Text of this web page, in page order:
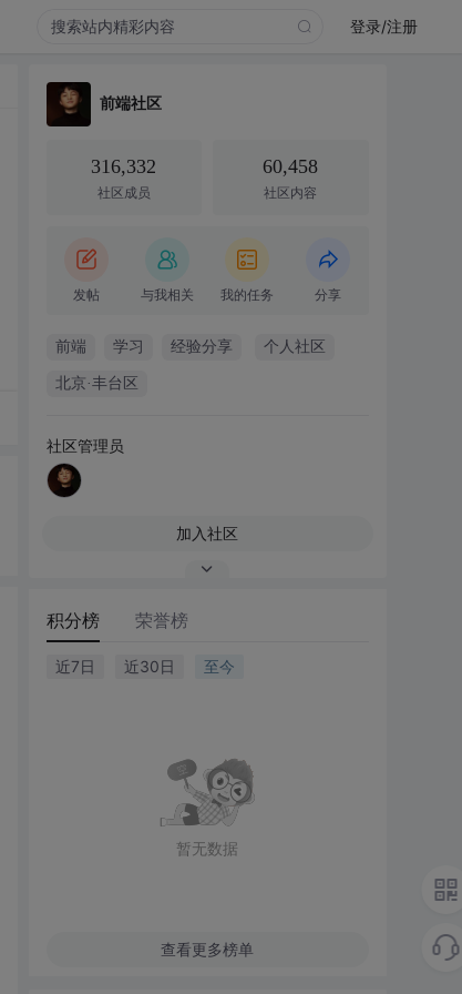
登录/注册
前端社区
316,332
社区成员
60,458
社区内容
发帖 与我相关 我的任务 分享
前端 学习 经验分享 个人社区
北京·丰台区
社区管理员
加入社区
积分榜 荣誉榜
近7日 近30日 至今
暂无数据
查看更多榜单